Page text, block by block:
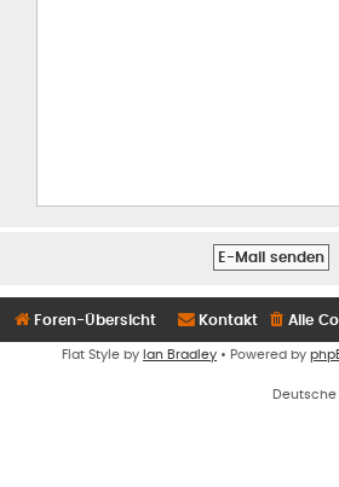
Foren-Übersicht Alle
Kontakt
Flat Style by Ian Bradley • Powered by